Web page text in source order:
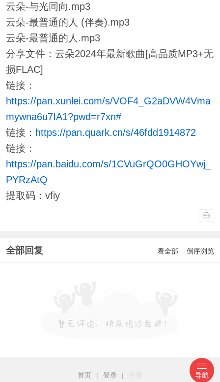
云朵-与光同向.mp3
云朵-最普通的人 (伴奏).mp3
云朵-最普通的人.mp3
分享文件：云朵2024年最新歌曲[高品质MP3+无
损FLAC]
链接：
https://pan.xunlei.com/s/VOF4_G2aDVW4Vma
mywna6u7IA1?pwd=r7xn#
链接： https://pan.quark.cn/s/46fdd1914872
链接：
https://pan.baidu.com/s/1CVuGrQO0GHOYwj_
PYRzAtQ
提取码：vfiy
全部回复 看全部 倒序浏览
首页 | 登录 | 导航